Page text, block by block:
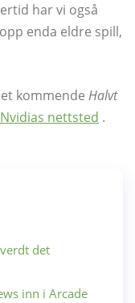
har vi også
enda eldre spill,
kommende Halvt
Nvidias nettsted .
det
inn i Arcade